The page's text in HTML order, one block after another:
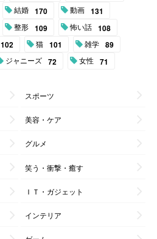
結婚 170 動画 131
整形 109 怖い話 108
102 猫 101 雑学 89
ジャニーズ 72 女性 71
スポーツ
美容・ケア
グルメ
笑う・衝撃・癒す
ＩＴ・ガジェット
インテリア